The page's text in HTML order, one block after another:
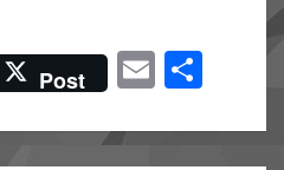
Post
E
ail ar